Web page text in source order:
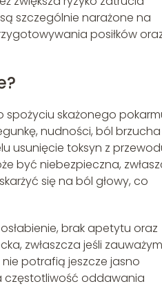
szczególnie narażone na
posiłków
skażonego
nudności, ból brzucha
usunięcie toksyn z
być niebezpieczna,
się na ból głowy, co
brak apetytu oraz
zwłaszcza jeśli
potrafią jeszcze jasno
częstotliwość oddawania